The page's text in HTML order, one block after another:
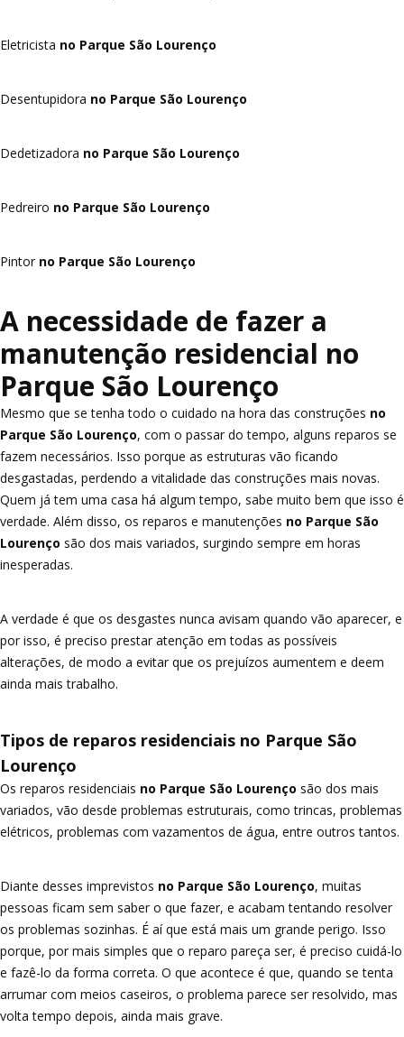
Eletricista no Parque São Lourenço
Desentupidora no Parque São Lourenço
Dedetizadora no Parque São Lourenço
Pedreiro no Parque São Lourenço
Pintor no Parque São Lourenço
A necessidade de fazer a
manutenção residencial no
Parque São Lourenço
Mesmo que se tenha todo o cuidado na hora das construções no
Parque São Lourenço, com o passar do tempo, alguns reparos se
fazem necessários. Isso porque as estruturas vão ficando
desgastadas, perdendo a vitalidade das construções mais novas.
Quem já tem uma casa há algum tempo, sabe muito bem que isso é
verdade. Além disso, os reparos e manutenções no Parque São
Lourenço são dos mais variados, surgindo sempre em horas
inesperadas.
A verdade é que os desgastes nunca avisam quando vão aparecer, e
por isso, é preciso prestar atenção em todas as possíveis
alterações, de modo a evitar que os prejuízos aumentem e deem
ainda mais trabalho.
Tipos de reparos residenciais no Parque São
Lourenço
Os reparos residenciais no Parque São Lourenço são dos mais
variados, vão desde problemas estruturais, como trincas, problemas
elétricos, problemas com vazamentos de água, entre outros tantos.
Diante desses imprevistos no Parque São Lourenço, muitas
pessoas ficam sem saber o que fazer, e acabam tentando resolver
os problemas sozinhas. É aí que está mais um grande perigo. Isso
porque, por mais simples que o reparo pareça ser, é preciso cuidá-lo
e fazê-lo da forma correta. O que acontece é que, quando se tenta
arrumar com meios caseiros, o problema parece ser resolvido, mas
volta tempo depois, ainda mais grave.